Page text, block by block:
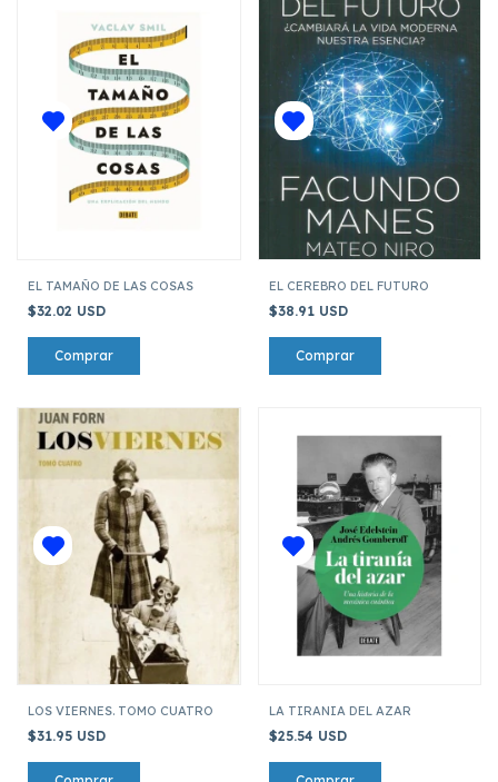
EL TAMAÑO DE LAS COSAS
$32.02 USD
EL CEREBRO DEL FUTURO
$38.91 USD
LOS VIERNES. TOMO CUATRO
$31.95 USD
LA TIRANIA DEL AZAR
$25.54 USD